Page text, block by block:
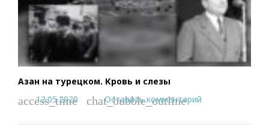
Азан на турецком. Кровь и слезы
access_time
12.05.2020 chat_bubble_outline
Оставить комментарий